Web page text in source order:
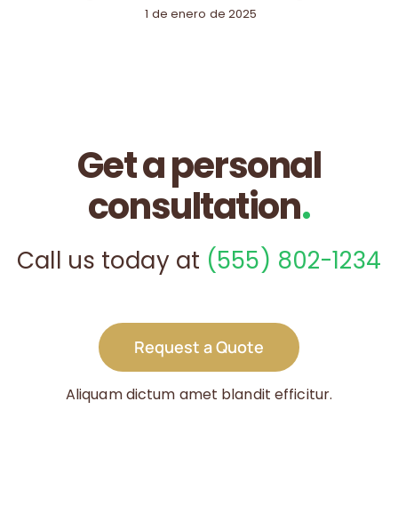
1 de enero de 2025
Get a personal
consultation.
Call us today at (555) 802-1234
Request a Quote
Aliquam dictum amet blandit efficitur.